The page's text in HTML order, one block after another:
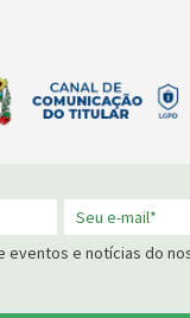
e notícias do